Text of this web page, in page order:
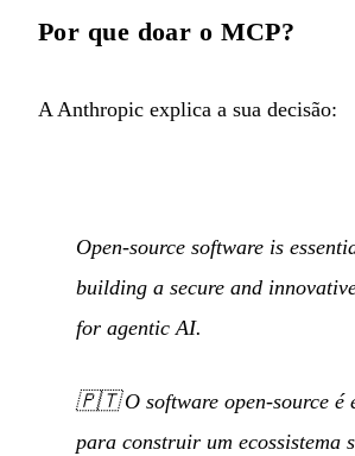
Por que doar o MCP?
A Anthropic explica a sua decisão:
Open-source software is
building a secure and
for agentic AI.
🇵🇹O software open-source é
para construir um ecossistema